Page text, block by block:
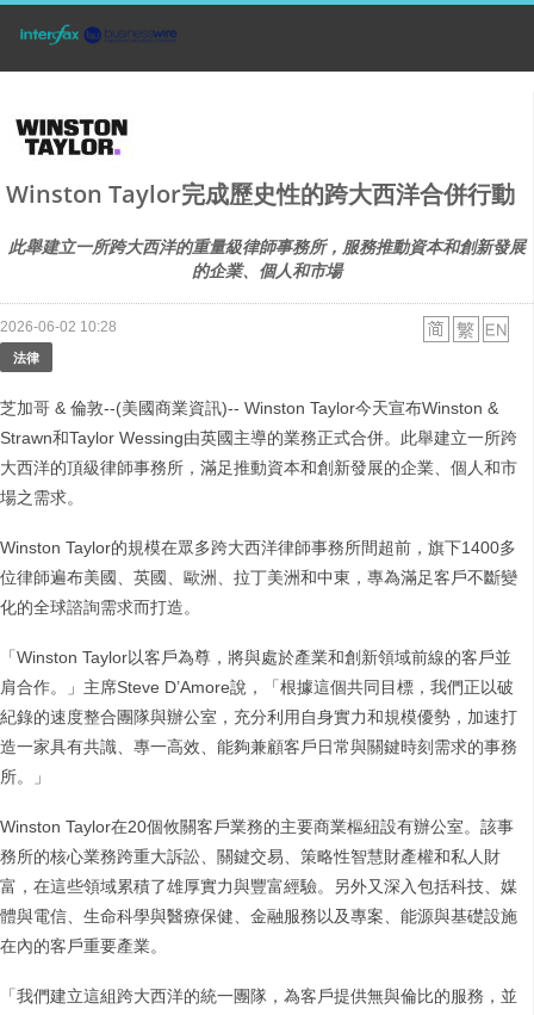
Winston Taylor完成歷史性的跨大西洋合併行動
此舉建立一所跨大西洋的重量級律師事務所，服務推動資本和創新發展
的企業、個人和市場
2026-06-02 10:28
法律
芝加哥 & 倫敦--(美國商業資訊)-- Winston Taylor今天宣布Winston &
Strawn和Taylor Wessing由英國主導的業務正式合併。此舉建立一所跨
大西洋的頂級律師事務所，滿足推動資本和創新發展的企業、個人和市
場之需求。
Winston Taylor的規模在眾多跨大西洋律師事務所間超前，旗下1400多
位律師遍布美國、英國、歐洲、拉丁美洲和中東，專為滿足客戶不斷變
化的全球諮詢需求而打造。
「Winston Taylor以客戶為尊，將與處於產業和創新領域前線的客戶並
肩合作。」主席Steve D’Amore說，「根據這個共同目標，我們正以破
紀錄的速度整合團隊與辦公室，充分利用自身實力和規模優勢，加速打
造一家具有共識、專一高效、能夠兼顧客戶日常與關鍵時刻需求的事務
所。」
Winston Taylor在20個攸關客戶業務的主要商業樞紐設有辦公室。該事
務所的核心業務跨重大訴訟、關鍵交易、策略性智慧財產權和私人財
富，在這些領域累積了雄厚實力與豐富經驗。另外又深入包括科技、媒
體與電信、生命科學與醫療保健、金融服務以及專案、能源與基礎設施
在內的客戶重要產業。
「我們建立這組跨大西洋的統一團隊，為客戶提供無與倫比的服務，並